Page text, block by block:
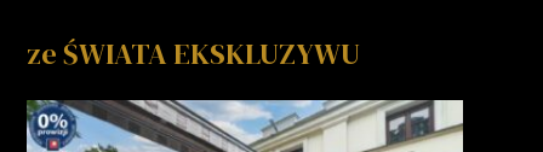
ze ŚWIATA EKSKLUZYWU